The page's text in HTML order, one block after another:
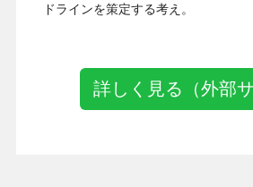
ドラインを策定する考え。
詳しく見る（外部サ